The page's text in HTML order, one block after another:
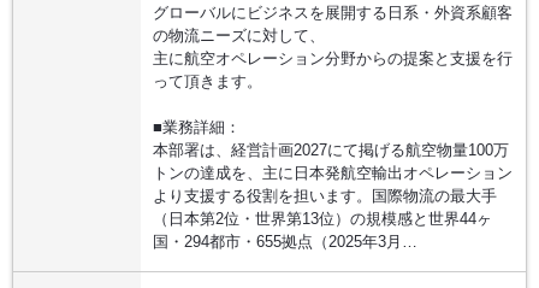
グローバルにビジネスを展開する日系・外資系顧客
の物流ニーズに対して、
主に航空オペレーション分野からの提案と支援を行
って頂きます。
■業務詳細：
本部署は、経営計画2027にて掲げる航空物量100万
トンの達成を、主に日本発航空輸出オペレーション
より支援する役割を担います。国際物流の最大手
（日本第2位・世界第13位）の規模感と世界44ヶ
国・294都市・655拠点（2025年3月…